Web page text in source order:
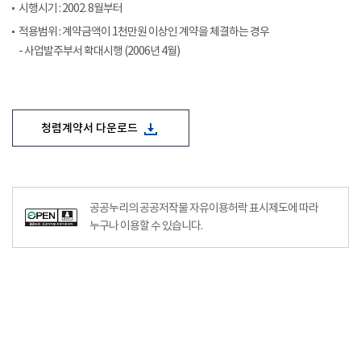
시행시기 : 2002. 8월부터
적용범위 : 계약금액이 1천만원 이상인 계약을 체결하는 경우
- 사업발주부서 확대시행 (2006년 4월)
청렴계약서 다운로드
공공누리의 공공저작물 자유이용허락 표시제도에 따라
누구나 이용할 수 있습니다.